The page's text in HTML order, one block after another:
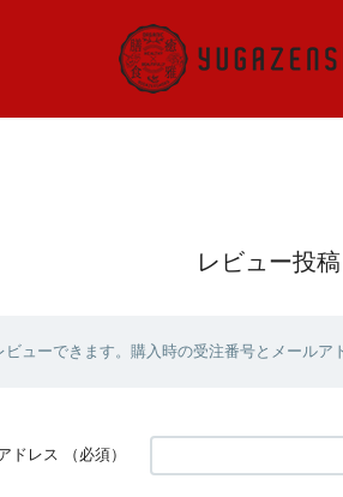
レビュー投稿
ューできます。購入時の受注番号とメールア
ドレス （必須）